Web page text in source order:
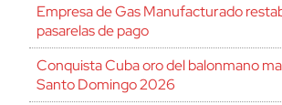
Empresa de Gas Manufacturado
pasarelas de pago
Conquista Cuba oro del balonmano
Santo Domingo 2026